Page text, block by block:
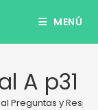
MENÚ
A p31
Preguntas y